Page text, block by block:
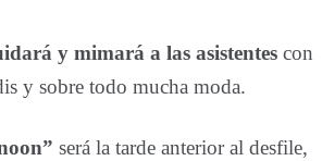
y mimará a las asistentes con
y sobre todo mucha moda.
será la tarde anterior al desfile,